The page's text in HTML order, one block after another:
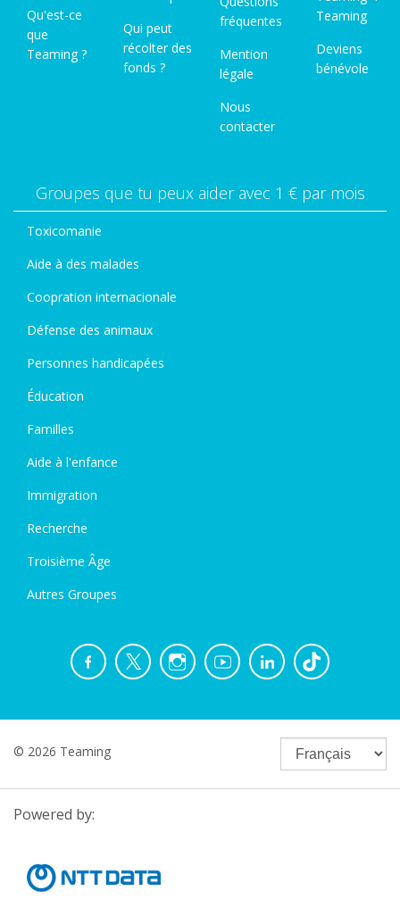
Qu'est-ce
que
Teaming ?
Qui peut
récolter des
fonds ?
fréquentes
Mention
légale
Nous
contacter
Teaming
Deviens
bénévole
Groupes que tu peux aider avec 1 € par mois
Toxicomanie
Aide à des malades
Coopration internacionale
Défense des animaux
Personnes handicapées
Éducation
Familles
Aide à l'enfance
Immigration
Recherche
Troisième Âge
Autres Groupes
© 2026 Teaming
Powered by: